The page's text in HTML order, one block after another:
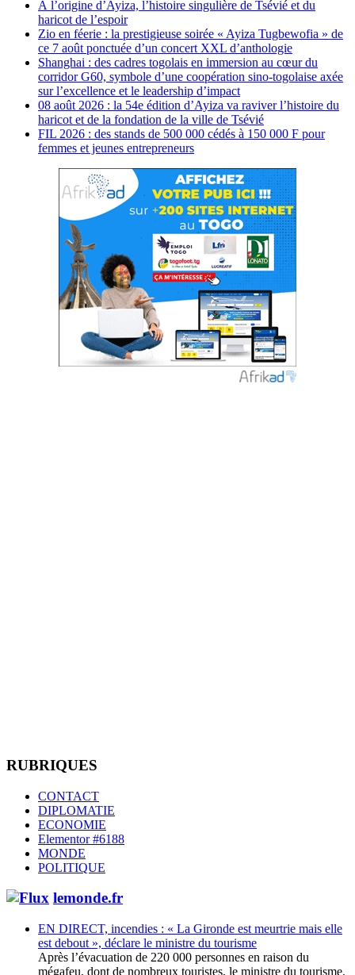
À l’origine d’Ayiza, l’histoire singulière de Tsévié et du
haricot de l’espoir
Zio en féerie : la prestigieuse soirée « Ayiza Tugbewofia » de
ce 7 août ponctuée d’un concert XXL d’anthologie
Shanghai : des cadres togolais en immersion au cœur du
corridor G60, symbole d’une coopération sino-togolaise axée
sur l’excellence et le leadership d’impact
08 août 2026 : la 54e édition d’Ayiza va raviver l’histoire du
haricot et de la fondation de la ville de Tsévié
FIL 2026 : des stands de 500 000 cédés à 150 000 F pour
femmes et jeunes entrepreneurs
RUBRIQUES
CONTACT
DIPLOMATIE
ECONOMIE
Elementor #6188
MONDE
POLITIQUE
lemonde.fr
EN DIRECT, incendies : « La Gironde est meurtrie mais elle
est debout », déclare le ministre du tourisme
Après l’évacuation de 220 000 personnes en raison du
mégafeu, dont de nombreux touristes, le ministre du tourisme,